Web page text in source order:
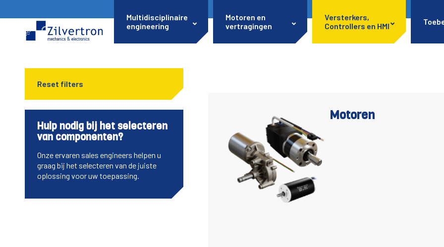
Multidisciplinaire
engineering
Motoren en
vertragingen
Versterkers,
Controllers en HMI
Reset filters
Hulp nodig bij het selecteren
van componenten?
Onze ervaren sales engineers helpen u
graag bij het selecteren van de juiste
oplossing voor uw toepassing.
Motoren